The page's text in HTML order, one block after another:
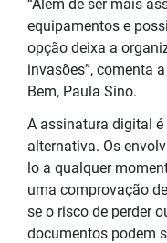
“Além de ser mais
equipamentos e
opção deixa a
invasões”, comenta
Bem, Paula Sino.
A assinatura digital
alternativa. Os
lo a qualquer
uma comprovação
se o risco de perder
documentos podem